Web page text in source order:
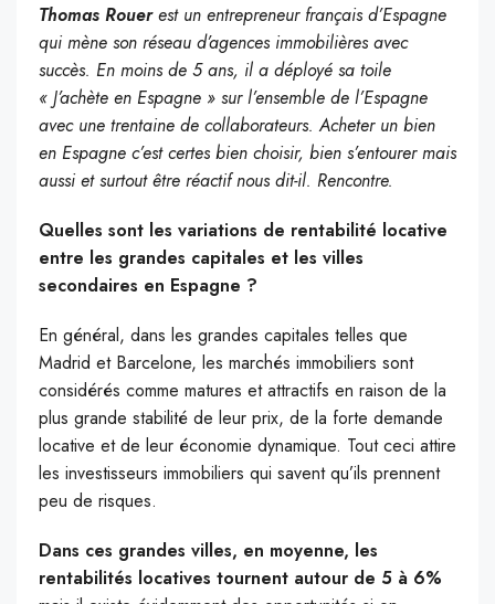
Thomas Rouerest un entrepreneur français d’Espagne
qui mène son réseau d’agences immobilières avec
succès. En moins de 5 ans, il a déployé sa toile
« J’achète en Espagne » sur l’ensemble de l’Espagne
avec une trentaine de collaborateurs. Acheter un bien
en Espagne c’est certes bien choisir, bien s’entourer mais
aussi et surtout être réactif nous dit-il. Rencontre.
Quelles sont les variations de rentabilité locative
entre les grandes capitales et les villes
secondaires en Espagne ?
En général, dans les grandes capitales telles que
Madrid et Barcelone, les marchés immobiliers sont
considérés comme matures et attractifs en raison de la
plus grande stabilité de leur prix, de la forte demande
locative et de leur économie dynamique. Tout ceci attire
les investisseurs immobiliers qui savent qu’ils prennent
peu de risques.
Dans ces grandes villes, en moyenne, les
rentabilités locatives tournent autour de 5 à 6%